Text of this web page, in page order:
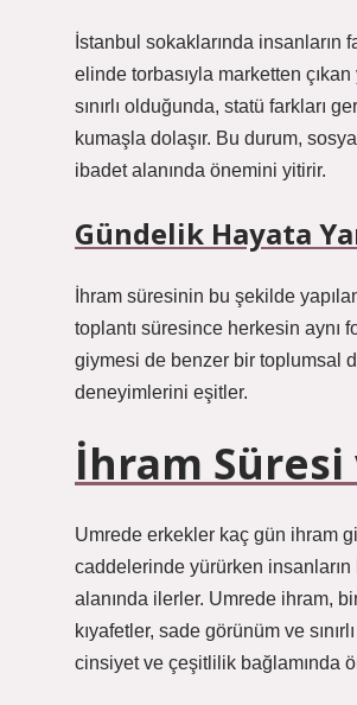
İstanbul sokaklarında insanların
elinde torbasıyla marketten
sınırlı olduğunda, statü farkları
kumaşla dolaşır. Bu durum,
ibadet alanında önemini yitirir.
Gündelik Hayata
İhram süresinin bu şekilde
toplantı süresince herkesin aynı
giymesi de benzer bir toplumsal
deneyimlerini eşitler.
İhram
Umrede erkekler kaç gün ihram
caddelerinde yürürken
alanında ilerler. Umrede ihram,
kıyafetler, sade görünüm ve
cinsiyet ve çeşitlilik bağlamında